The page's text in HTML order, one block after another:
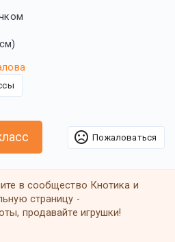
sentiment_very_dissatisfied Пожаловаться
в сообщество Кнотика и
страницу -
продавайте игрушки!